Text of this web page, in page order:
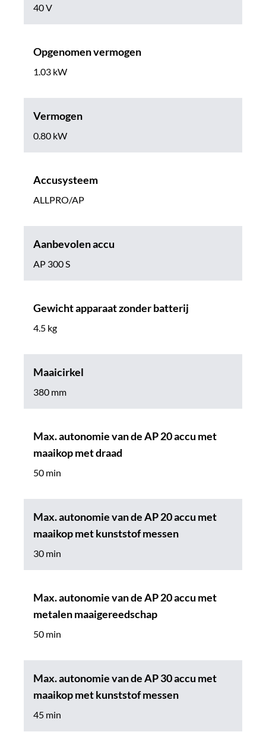
40 V
Opgenomen vermogen
1.03 kW
Vermogen
0.80 kW
Accusysteem
ALLPRO/AP
Aanbevolen accu
AP 300 S
Gewicht apparaat zonder batterij
4.5 kg
Maaicirkel
380 mm
Max. autonomie van de AP 20 accu met
maaikop met draad
50 min
Max. autonomie van de AP 20 accu met
maaikop met kunststof messen
30 min
Max. autonomie van de AP 20 accu met
metalen maaigereedschap
50 min
Max. autonomie van de AP 30 accu met
maaikop met kunststof messen
45 min